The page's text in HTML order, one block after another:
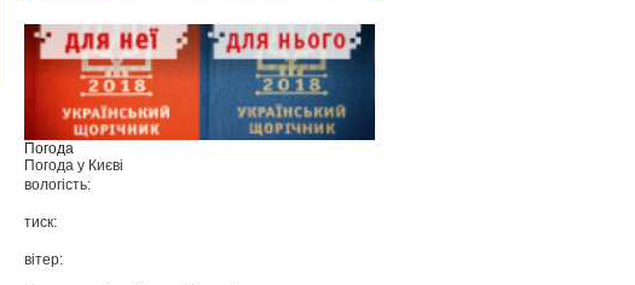
Погода
Погода у Києві
вологість:
тиск:
вітер: